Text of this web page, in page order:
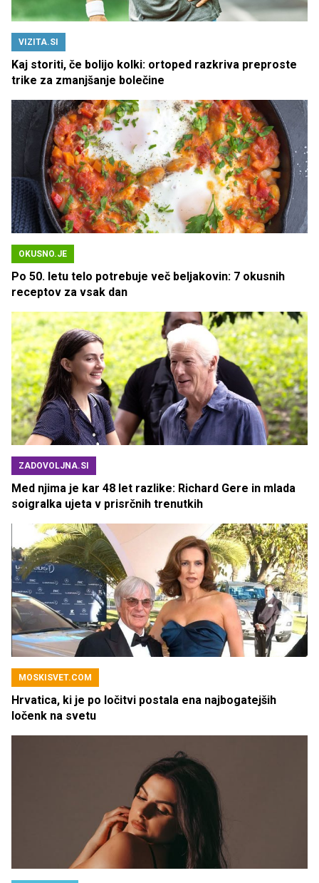
VIZITA.SI
Kaj storiti, če bolijo kolki: ortoped razkriva preproste
trike za zmanjšanje bolečine
OKUSNO.JE
Po 50. letu telo potrebuje več beljakovin: 7 okusnih
receptov za vsak dan
ZADOVOLJNA.SI
Med njima je kar 48 let razlike: Richard Gere in mlada
soigralka ujeta v prisrčnih trenutkih
MOSKISVET.COM
Hrvatica, ki je po ločitvi postala ena najbogatejših
ločenk na svetu